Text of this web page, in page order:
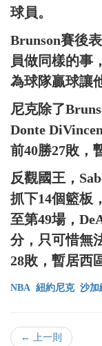
球員。
Brunson賽後
員做同樣的事
為球隊贏球讓
尼克除了
Donte
前40勝27敗，
反觀國王，
抓下14個籃板
至第49場，
分，只可惜無
28敗，暫居西
NBA 紐約尼克 沙加
← 上一則